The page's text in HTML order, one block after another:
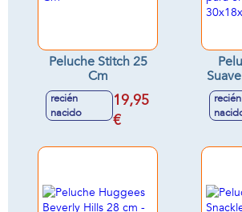
Peluche Stitch 25
Cm
recién
nacido
19,95
€
para
recién